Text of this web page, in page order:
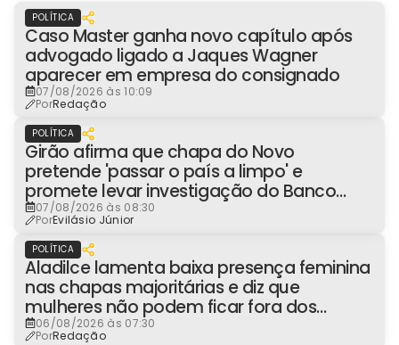
POLÍTICA
Caso Master ganha novo capítulo após
advogado ligado a Jaques Wagner
aparecer em empresa do consignado
07/08/2026 às 10:09
PorRedação
POLÍTICA
Girão afirma que chapa do Novo
pretende 'passar o país a limpo' e
promete levar investigação do Banco
Master à Presidência
07/08/2026 às 08:30
PorEvilásio Júnior
POLÍTICA
Aladilce lamenta baixa presença feminina
nas chapas majoritárias e diz que
mulheres não podem ficar fora dos
espaços de poder
06/08/2026 às 07:30
PorRedação